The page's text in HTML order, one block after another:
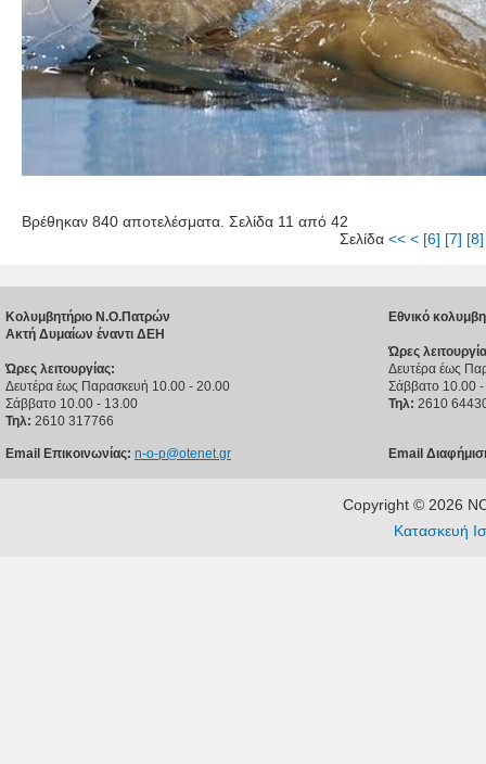
Βρέθηκαν 840 αποτελέσματα. Σελίδα 11 από 42
Σελίδα << < [6] [7] [8]
Κολυμβητήριο Ν.Ο.Πατρών
Ακτή Δυμαίων έναντι ΔΕΗ
Ώρες λειτουργίας:
Δευτέρα έως Παρασκευή 10.00 - 20.00
Σάββατο 10.00 - 13.00
Τηλ: 2610 317766
Email Επικοινωνίας: n-o-p@otenet.gr
Εθνικό
Ώρες
Δευτέρα έως
Σάββατο 10.00
Τηλ: 2610
Email
Copyright © 2026
Κατασκευή